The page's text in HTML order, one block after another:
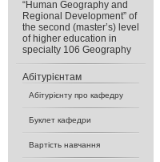
“Human Geography and
Regional Development” of
the second (master’s) level
of higher education in
specialty 106 Geography
Абітурієнтам
Абітурієнту про кафедру
Буклет кафедри
Вартість навчання